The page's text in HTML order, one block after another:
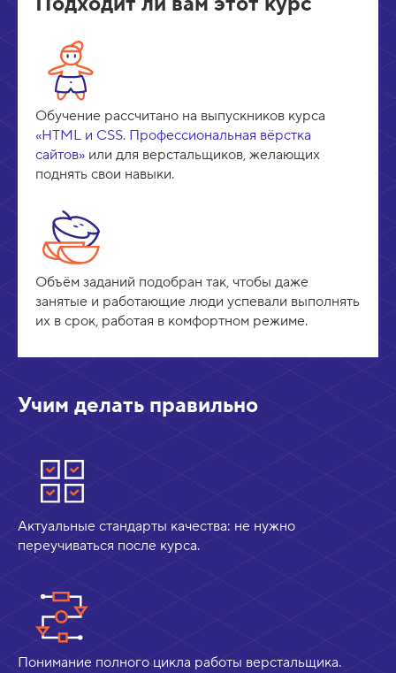
Обучение рассчитано на выпускников курса
«HTML и CSS. Профессиональная вёрстка
сайтов» или для верстальщиков, желающих
поднять свои навыки.
Объём заданий подобран так, чтобы даже
занятые и работающие люди успевали выполнять
их в срок, работая в комфортном режиме.
Учим делать правильно
Актуальные стандарты качества: не нужно
переучиваться после курса.
Понимание полного цикла работы верстальщика.